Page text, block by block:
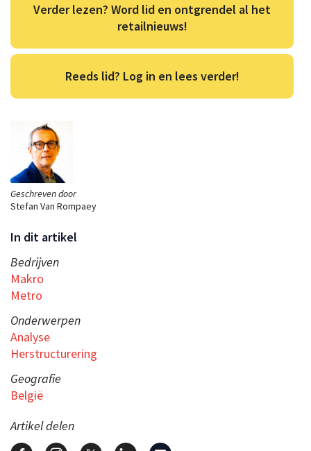
Geschreven door
Stefan Van Rompaey
In dit artikel
Bedrijven
Makro
Metro
Onderwerpen
Analyse
Herstructurering
Geografie
België
Artikel delen
Verder lezen? Word lid en ontgrendel al het
retailnieuws!
Reeds lid? Log in en lees verder!